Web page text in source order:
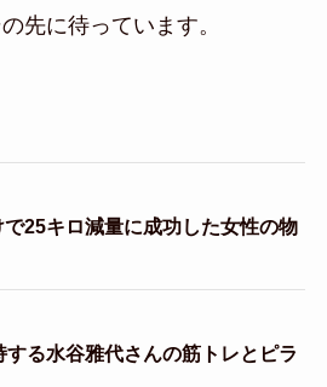
先に待っています。
25キロ減量に成功した女性の物
る水谷雅代さんの筋トレとピラ